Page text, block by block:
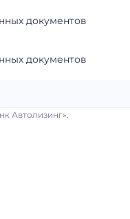
документов
документов
Автолизинг».